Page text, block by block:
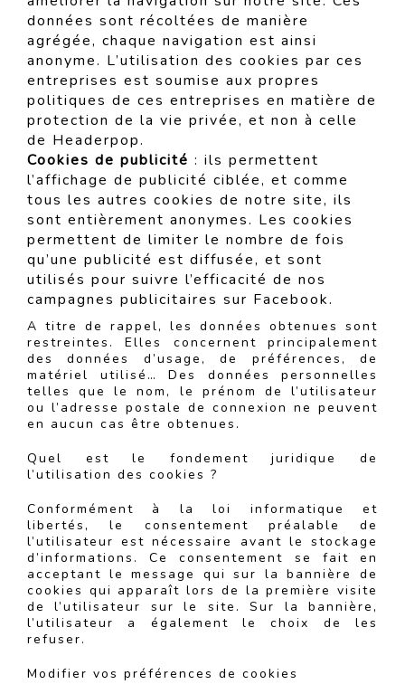
données sont récoltées de manière
agrégée, chaque navigation est ainsi
anonyme. L’utilisation des cookies par ces
entreprises est soumise aux propres
politiques de ces entreprises en matière de
protection de la vie privée, et non à celle
de Headerpop.
Cookies de publicité : ils permettent
l’affichage de publicité ciblée, et comme
tous les autres cookies de notre site, ils
sont entièrement anonymes. Les cookies
permettent de limiter le nombre de fois
qu’une publicité est diffusée, et sont
utilisés pour suivre l’efficacité de nos
campagnes publicitaires sur Facebook.
A titre de rappel, les données obtenues sont
restreintes. Elles concernent principalement
des données d’usage, de préférences, de
matériel utilisé… Des données personnelles
telles que le nom, le prénom de l’utilisateur
ou l’adresse postale de connexion ne peuvent
en aucun cas être obtenues.
Quel est le fondement juridique de
l’utilisation des cookies ?
Conformément à la loi informatique et
libertés, le consentement préalable de
l’utilisateur est nécessaire avant le stockage
d’informations. Ce consentement se fait en
acceptant le message qui sur la bannière de
cookies qui apparaît lors de la première visite
de l’utilisateur sur le site. Sur la bannière,
l’utilisateur a également le choix de les
refuser.
Modifier vos préférences de cookies